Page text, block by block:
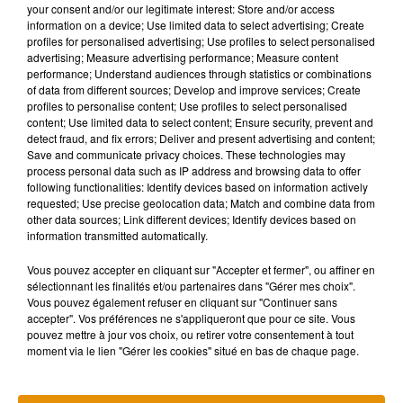
Musique
6 août 2026
Pomme emprunte le décor de l’émission
« Loups Garous » pour son...
6 août 2026
La version réécrite de « Beautiful Day »
interprétée lors des...
your consent and/or our legitimate interest: Store and/or access
information on a device; Use limited data to select advertising; Create
profiles for personalised advertising; Use profiles to select personalised
advertising; Measure advertising performance; Measure content
performance; Understand audiences through statistics or combinations
of data from different sources; Develop and improve services; Create
profiles to personalise content; Use profiles to select personalised
content; Use limited data to select content; Ensure security, prevent and
detect fraud, and fix errors; Deliver and present advertising and content;
Save and communicate privacy choices. These technologies may
process personal data such as IP address and browsing data to offer
following functionalities: Identify devices based on information actively
requested; Use precise geolocation data; Match and combine data from
other data sources; Link different devices; Identify devices based on
information transmitted automatically.
Vous pouvez accepter en cliquant sur "Accepter et fermer", ou affiner en
sélectionnant les finalités et/ou partenaires dans "Gérer mes choix".
Vous pouvez également refuser en cliquant sur "Continuer sans
accepter". Vos préférences ne s'appliqueront que pour ce site. Vous
pouvez mettre à jour vos choix, ou retirer votre consentement à tout
moment via le lien "Gérer les cookies" situé en bas de chaque page.